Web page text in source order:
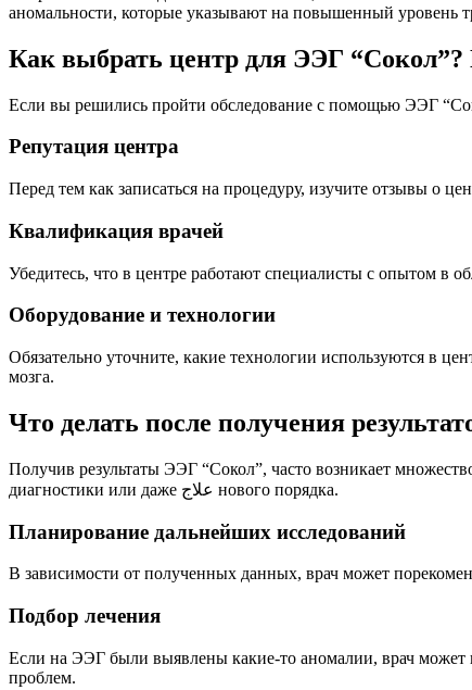
аномальности, которые указывают на повышенный уровень
Как выбрать центр для ЭЭГ “Сокол”?
Если вы решились пройти обследование с помощью ЭЭГ
Репутация центра
Перед тем как записаться на процедуру, изучите отзывы о
Квалификация врачей
Убедитесь, что в центре работают специалисты с опытом в
Оборудование и технологии
Обязательно уточните, какие технологии используются в
мозга.
Что делать после получения
Получив результаты ЭЭГ “Сокол”, часто возникает
диагностики или даже علاج нового порядка.
Планирование дальнейших исследований
В зависимости от полученных данных, врач может
Подбор лечения
Если на ЭЭГ были выявлены какие-то аномалии, врач может
проблем.